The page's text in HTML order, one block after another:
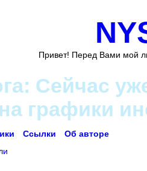
Привет! Перед Вами мой
Сейчас
графики
Ссылки
Об авторе